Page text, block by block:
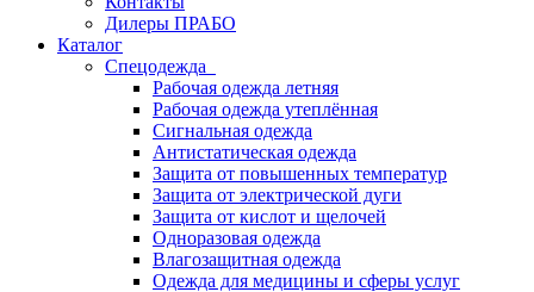
Дилеры ПРАБО
Каталог
Спецодежда
Рабочая одежда летняя
Рабочая одежда утеплённая
Сигнальная одежда
Антистатическая одежда
Защита от повышенных температур
Защита от электрической дуги
Защита от кислот и щелочей
Одноразовая одежда
Влагозащитная одежда
Одежда для медицины и сферы услуг